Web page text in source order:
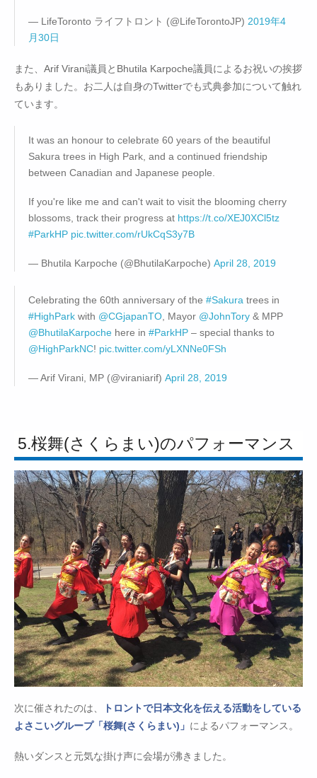
— LifeToronto ライフトロント (@LifeTorontoJP) 2019年4
月30日
また、Arif Virani議員とBhutila Karpoche議員によるお祝いの挨拶
もありました。お二人は自身のTwitterでも式典参加について触れ
ています。
It was an honour to celebrate 60 years of the beautiful
Sakura trees in High Park, and a continued friendship
between Canadian and Japanese people.
If you're like me and can't wait to visit the blooming cherry
blossoms, track their progress at https://t.co/XEJ0XCl5tz
#ParkHP pic.twitter.com/rUkCqS3y7B
— Bhutila Karpoche (@BhutilaKarpoche) April 28, 2019
Celebrating the 60th anniversary of the #Sakura trees in
#HighPark with @CGjapanTO , Mayor @JohnTory & MPP
@BhutilaKarpoche here in #ParkHP – special thanks to
@HighParkNC! pic.twitter.com/yLXNNe0FSh
— Arif Virani, MP (@viraniarif) April 28, 2019
5.桜舞(さくらまい)のパフォーマンス
次に催されたのは、
トロントで日本文化を伝える活動をしている
よさこいグループ「桜舞(さくらまい)」 によるパフォーマンス。
熱いダンスと元気な掛け声に会場が沸きました。